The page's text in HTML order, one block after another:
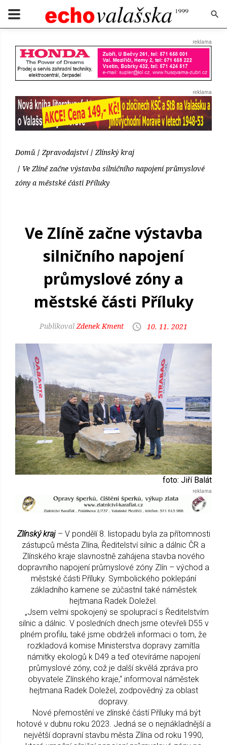
Domů Zpravodajství
Zlínský kraj
Ve Zlíně začne výstavba silničního napojení průmyslové
zóny a městské části Příluky
Ve Zlíně začne výstavba
silničního napojení
průmyslové zóny a
městské části Příluky
Zdenek Kment 10. 11. 2021
foto: Jiří Balát
Zlínský kraj– V pondělí 8. listopadu byla za přítomnosti
zástupců města Zlína, Ředitelství silnic a dálnic ČR a
Zlínského kraje slavnostně zahájena stavba nového
dopravního napojení průmyslové zóny Zlín – východ a
městské části Příluky. Symbolického poklepání
základního kamene se zúčastnil také náměstek
hejtmana Radek Doležel.
„Jsem velmi spokojený se spoluprací s Ředitelstvím
silnic a dálnic. V posledních dnech jsme otevřeli D55 v
plném profilu, také jsme obdrželi informaci o tom, že
rozkladová komise Ministerstva dopravy zamítla
námitky ekologů k D49 a teď otevíráme napojení
průmyslové zóny, což je další skvělá zpráva pro
obyvatele Zlínského kraje,“ informoval náměstek
hejtmana Radek Doležel, zodpovědný za oblast
dopravy.
Nové přemostění ve zlínské částí Příluky má být
hotové v dubnu roku 2023. Jedná se o nejnákladnější a
největší dopravní stavbu města Zlína od roku 1990,